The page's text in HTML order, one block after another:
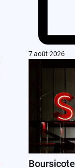
7 août 2026